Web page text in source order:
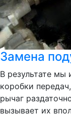
Замена
В результате
коробки
рычаг
вызывает их